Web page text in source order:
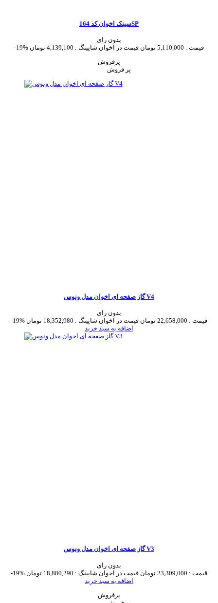
سینک اخوان کد 164SP
بدون رای
-19%
قیمت : 5,110,000 تومان قیمت در اخوان شاپینگ : 4,139,100 تومان
پرفروش
گاز صفحه ای اخوان مدل ونوس V4
بدون رای
-19%
قیمت : 22,658,000 تومان قیمت در اخوان شاپینگ : 18,352,980 تومان
اضافه به سبد خرید
گاز صفحه ای اخوان مدل ونوس V3
بدون رای
-19%
قیمت : 23,309,000 تومان قیمت در اخوان شاپینگ : 18,880,290 تومان
اضافه به سبد خرید
پرفروش